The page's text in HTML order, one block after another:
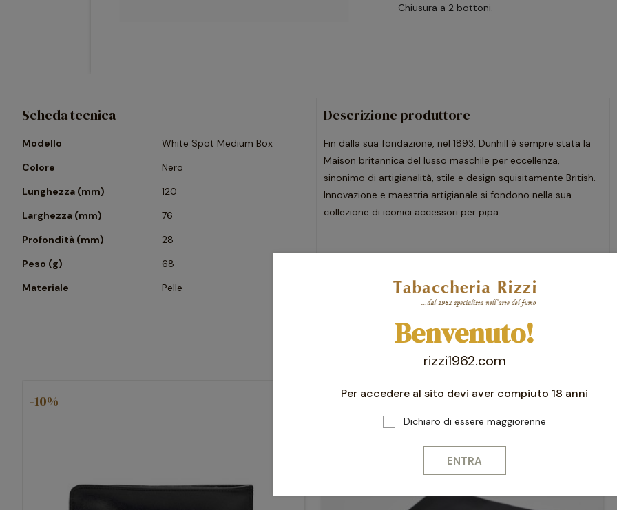
Chiusura a 2 bottoni.
Scheda tecnica
Modello
White Spot Medium Box
Colore
Nero
Lunghezza (mm)
120
Larghezza (mm)
76
Profondità (mm)
28
Peso (g)
68
Materiale
Pelle
Descrizione produttore
Fin dalla sua fondazione, nel 1893, Dunhill è sempre stata la
Maison britannica del lusso maschile per eccellenza,
sinonimo di artigianalità, stile e design squisitamente British.
Innovazione e maestria artigianale si fondono nella sua
collezione di iconici accessori per pipa.
Potrebbero interessarti anche
-10% -10% favorite_border
Benvenuto!
rizzi1962.com
Per accedere al sito devi aver compiuto 18 anni
Dichiaro di essere maggiorenne
ENTRA